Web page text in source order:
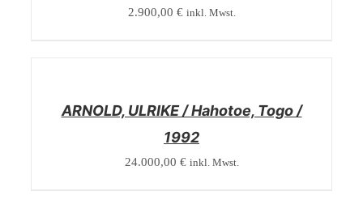
2.900,00 € inkl. Mwst.
ARNOLD, ULRIKE / Hahotoe, Togo /
1992
24.000,00 € inkl. Mwst.